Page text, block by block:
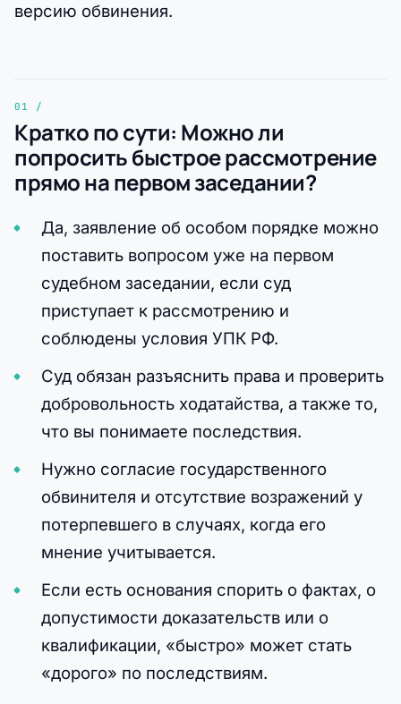
версию обвинения.
Кратко по сути: Можно ли
попросить быстрое рассмотрение
прямо на первом заседании?
Да, заявление об особом порядке можно
поставить вопросом уже на первом
судебном заседании, если суд
приступает к рассмотрению и
соблюдены условия УПК РФ.
Суд обязан разъяснить права и проверить
добровольность ходатайства, а также то,
что вы понимаете последствия.
Нужно согласие государственного
обвинителя и отсутствие возражений у
потерпевшего в случаях, когда его
мнение учитывается.
Если есть основания спорить о фактах, о
допустимости доказательств или о
квалификации, «быстро» может стать
«дорого» по последствиям.